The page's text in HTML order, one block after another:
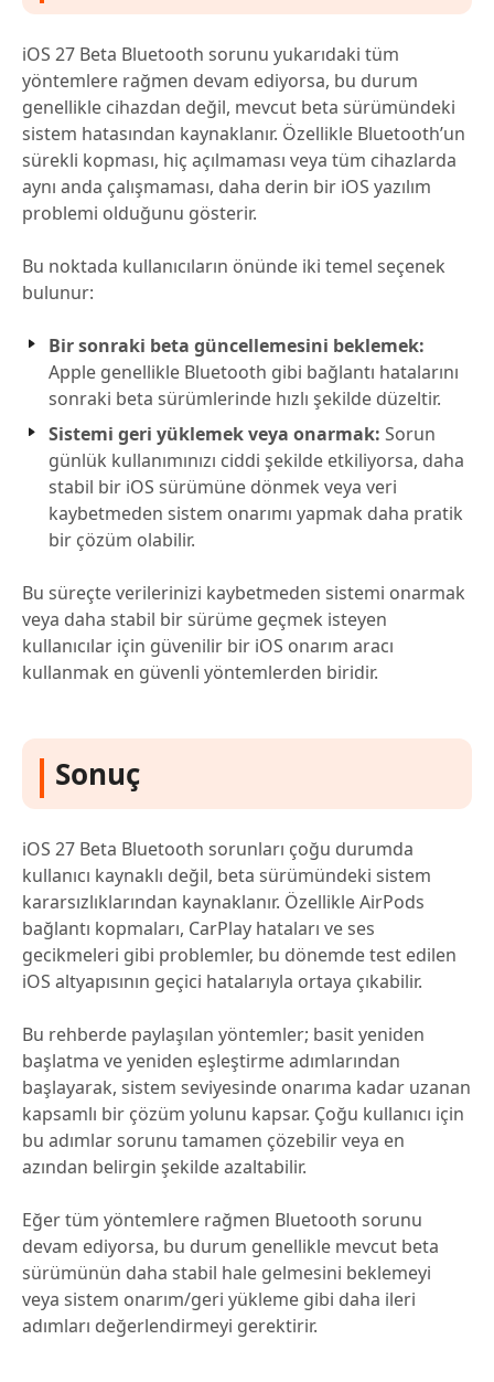
iOS 27 Beta Bluetooth sorunu yukarıdaki tüm
yöntemlere rağmen devam ediyorsa, bu durum
genellikle cihazdan değil, mevcut beta sürümündeki
sistem hatasından kaynaklanır. Özellikle Bluetooth’un
sürekli kopması, hiç açılmaması veya tüm cihazlarda
aynı anda çalışmaması, daha derin bir iOS yazılım
problemi olduğunu gösterir.
Bu noktada kullanıcıların önünde iki temel seçenek
bulunur:
Bir sonraki beta güncellemesini beklemek:
Apple genellikle Bluetooth gibi bağlantı hatalarını
sonraki beta sürümlerinde hızlı şekilde düzeltir.
Sistemi geri yüklemek veya onarmak: Sorun
günlük kullanımınızı ciddi şekilde etkiliyorsa, daha
stabil bir iOS sürümüne dönmek veya veri
kaybetmeden sistem onarımı yapmak daha pratik
bir çözüm olabilir.
Bu süreçte verilerinizi kaybetmeden sistemi onarmak
veya daha stabil bir sürüme geçmek isteyen
kullanıcılar için güvenilir bir iOS onarım aracı
kullanmak en güvenli yöntemlerden biridir.
Sonuç
iOS 27 Beta Bluetooth sorunları çoğu durumda
kullanıcı kaynaklı değil, beta sürümündeki sistem
kararsızlıklarından kaynaklanır. Özellikle AirPods
bağlantı kopmaları, CarPlay hataları ve ses
gecikmeleri gibi problemler, bu dönemde test edilen
iOS altyapısının geçici hatalarıyla ortaya çıkabilir.
Bu rehberde paylaşılan yöntemler; basit yeniden
başlatma ve yeniden eşleştirme adımlarından
başlayarak, sistem seviyesinde onarıma kadar uzanan
kapsamlı bir çözüm yolunu kapsar. Çoğu kullanıcı için
bu adımlar sorunu tamamen çözebilir veya en
azından belirgin şekilde azaltabilir.
Eğer tüm yöntemlere rağmen Bluetooth sorunu
devam ediyorsa, bu durum genellikle mevcut beta
sürümünün daha stabil hale gelmesini beklemeyi
veya sistem onarım/geri yükleme gibi daha ileri
adımları değerlendirmeyi gerektirir.